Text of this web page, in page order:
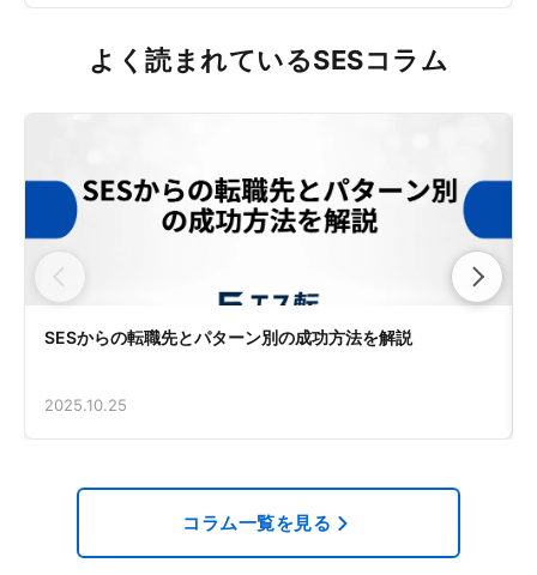
よく読まれているSESコラム
SESからの転職先とパターン別の成功方法を解説
2025.10.25
コラム一覧を見る